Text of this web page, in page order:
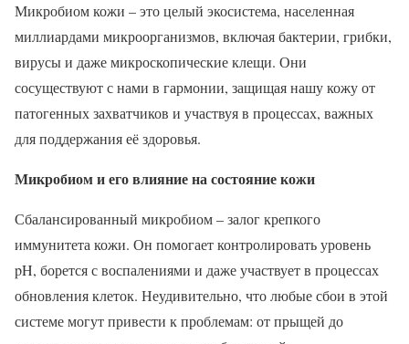
Микробиом кожи – это целый экосистема, населенная
миллиардами микроорганизмов, включая бактерии, грибки,
вирусы и даже микроскопические клещи. Они
сосуществуют с нами в гармонии, защищая нашу кожу от
патогенных захватчиков и участвуя в процессах, важных
для поддержания её здоровья.
Микробиом и его влияние на состояние кожи
Сбалансированный микробиом – залог крепкого
иммунитета кожи. Он помогает контролировать уровень
pH, борется с воспалениями и даже участвует в процессах
обновления клеток. Неудивительно, что любые сбои в этой
системе могут привести к проблемам: от прыщей до